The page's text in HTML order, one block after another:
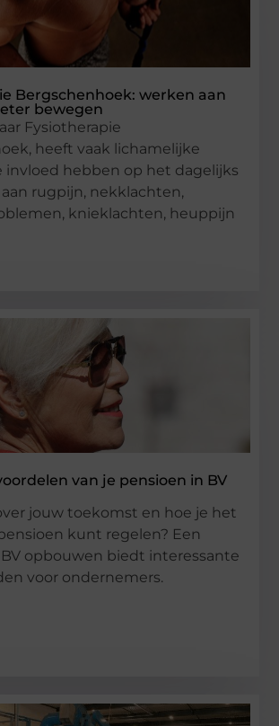
Bergschenhoek: werken aan
bewegen
Fysiotherapie
heeft vaak lichamelijke
invloed hebben op het dagelijks
rugpijn, nekklachten,
knieklachten, heuppijn
van je pensioen in BV
jouw toekomst en hoe je het
kunt regelen? Een
opbouwen biedt interessante
voor ondernemers.